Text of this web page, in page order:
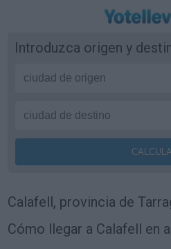
Introduzca origen y
Calafell, provincia de
Cómo llegar a Calafell en